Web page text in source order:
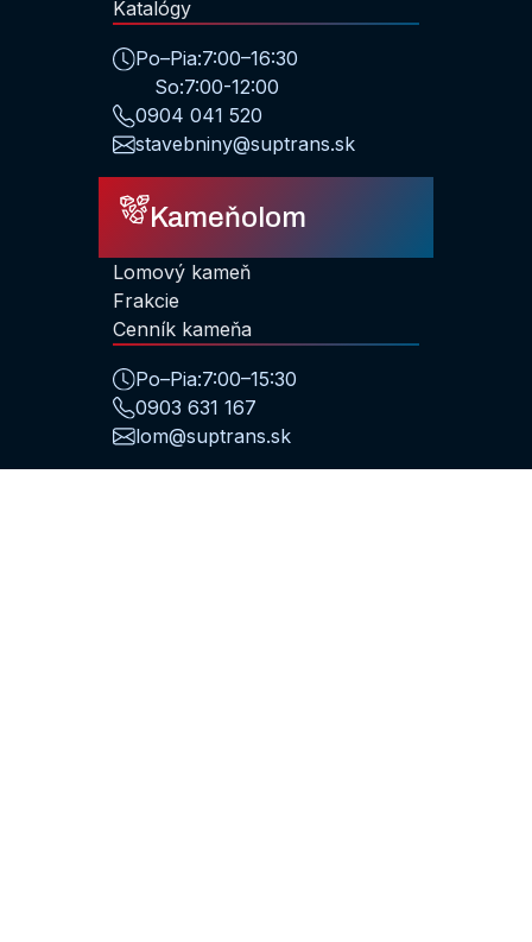
Katalógy
Po–Pia:7:00–16:30
So:7:00-12:00
0904 041 520
stavebniny@suptrans.sk
Kameňolom
Lomový kameň
Frakcie
Cenník kameňa
Po–Pia:7:00–15:30
0903 631 167
lom@suptrans.sk